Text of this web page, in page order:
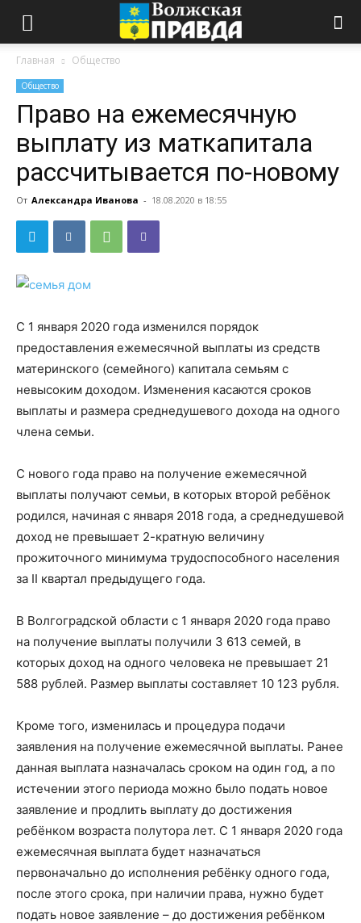
Главная Общество
Общество
Право на ежемесячную
выплату из маткапитала
рассчитывается по-новому
От Александра Иванова - 18.08.2020 в 18:55
С 1 января 2020 года изменился порядок
предоставления ежемесячной выплаты из средств
материнского (семейного) капитала семьям с
невысоким доходом. Изменения касаются сроков
выплаты и размера среднедушевого дохода на одного
члена семьи.
С нового года право на получение ежемесячной
выплаты получают семьи, в которых второй ребёнок
родился, начиная с января 2018 года, а среднедушевой
доход не превышает 2-кратную величину
прожиточного минимума трудоспособного населения
за II квартал предыдущего года.
В Волгоградской области с 1 января 2020 года право
на получение выплаты получили 3 613 семей, в
которых доход на одного человека не превышает 21
588 рублей. Размер выплаты составляет 10 123 рубля.
Кроме того, изменилась и процедура подачи
заявления на получение ежемесячной выплаты. Ранее
данная выплата назначалась сроком на один год, а по
истечении этого периода можно было подать новое
заявление и продлить выплату до достижения
ребёнком возраста полутора лет. С 1 января 2020 года
ежемесячная выплата будет назначаться
первоначально до исполнения ребёнку одного года,
после этого срока, при наличии права, нужно будет
подать новое заявление – до достижения ребёнком